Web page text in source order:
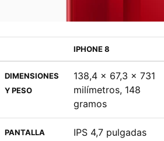
IPHONE 8
DIMENSIONES
Y PESO
138,4 x 67,3 x 731
milímetros, 148
gramos
PANTALLA
IPS 4,7 pulgadas